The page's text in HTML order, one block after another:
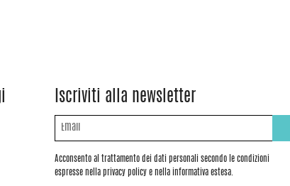
Iscriviti alla newsletter
Acconsento al trattamento dei dati personali secondo le condizioni
espresse nella privacy policy e nella informativa estesa.